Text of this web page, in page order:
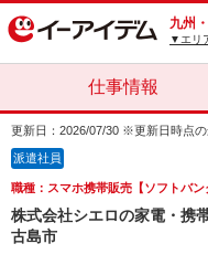
九州
▼エリ
仕事情報
更新日：2026/07/30 ※更新日時点
派遣社員
職種：スマホ携帯販売【ソフトバン
株式会社シエロの家電・携
古島市